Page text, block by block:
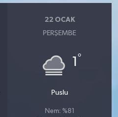
22 OCAK
PERŞEMBE
1 °
Puslu
Nem: %81